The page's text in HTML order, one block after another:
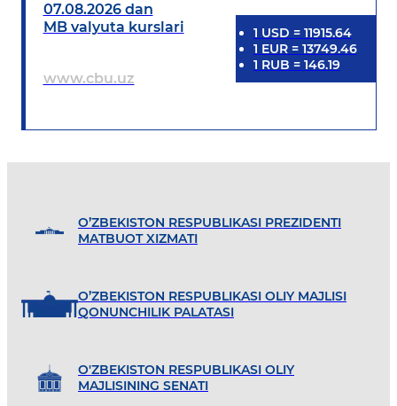
07.08.2026 dan
MB valyuta kurslari
www.cbu.uz
1 USD = 11915.64
1 EUR= 13749.46
1 RUB = 146.19
O’ZBEKISTON RESPUBLIKASI PREZIDENTI
MATBUOT XIZMATI
O’ZBEKISTON RESPUBLIKASI OLIY MAJLISI
QONUNCHILIK PALATASI
O'ZBEKISTON RESPUBLIKASI OLIY
MAJLISINING SENATI